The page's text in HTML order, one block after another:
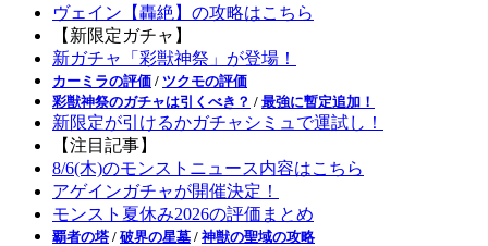
ヴェイン【轟絶】の攻略はこちら
【新限定ガチャ】
新ガチャ「彩獣神祭」が登場！
カーミラの評価 / ツクモの評価
彩獣神祭のガチャは引くべき？ / 最強に暫定追加！
新限定が引けるかガチャシミュで運試し！
【注目記事】
8/6(木)のモンストニュース内容はこちら
アゲインガチャが開催決定！
モンスト夏休み2026の評価まとめ
覇者の塔 / 破界の星墓 / 神獣の聖域の攻略